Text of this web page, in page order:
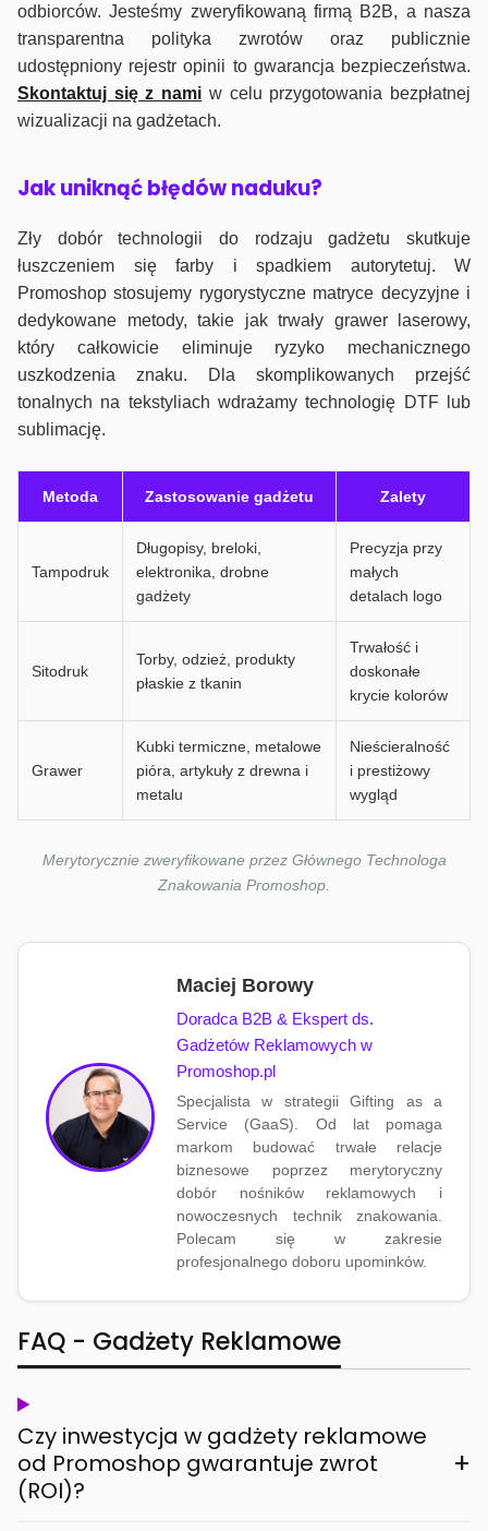
odbiorców. Jesteśmy zweryfikowaną firmą B2B, a nasza
transparentna polityka zwrotów oraz publicznie
udostępniony rejestr opinii to gwarancja bezpieczeństwa.
Skontaktuj się z nami w celu przygotowania bezpłatnej
wizualizacji na gadżetach.
Jak uniknąć błędów naduku?
Zły dobór technologii do rodzaju gadżetu skutkuje
łuszczeniem się farby i spadkiem autorytetuj. W
Promoshop stosujemy rygorystyczne matryce decyzyjne i
dedykowane metody, takie jak trwały grawer laserowy,
który całkowicie eliminuje ryzyko mechanicznego
uszkodzenia znaku. Dla skomplikowanych przejść
tonalnych na tekstyliach wdrażamy technologię DTF lub
sublimację.
Metoda Zastosowanie gadżetu Zalety
Tampodruk
Długopisy, breloki,
elektronika, drobne
gadżety
Precyzja przy
małych
detalach logo
Sitodruk
Torby, odzież, produkty
płaskie z tkanin
Trwałość i
doskonałe
krycie kolorów
Grawer
Kubki termiczne, metalowe
pióra, artykuły z drewna i
metalu
Nieścieralność
i prestiżowy
wygląd
Merytorycznie zweryfikowane przez Głównego Technologa
Znakowania Promoshop.
Maciej Borowy
Doradca B2B & Ekspert ds.
Gadżetów Reklamowych w
Promoshop.pl
Specjalista w strategii Gifting as a
Service (GaaS). Od lat pomaga
markom budować trwałe relacje
biznesowe poprzez merytoryczny
dobór nośników reklamowych i
nowoczesnych technik znakowania.
Polecam się w zakresie
profesjonalnego doboru upominków.
FAQ - Gadżety Reklamowe
Czy inwestycja w gadżety reklamowe
od Promoshop gwarantuje zwrot
(ROI)?
+